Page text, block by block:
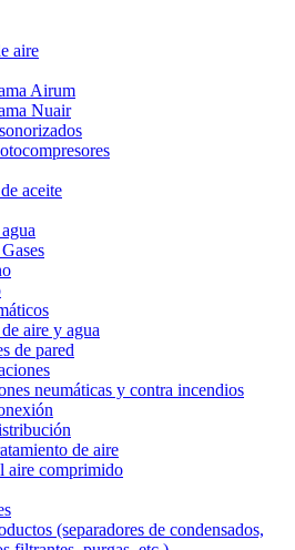
aire
Airum
Nuair
aceite
aire y agua
de pared
neumáticas y contra incendios
de aire
aire comprimido
(separadores de condensados,